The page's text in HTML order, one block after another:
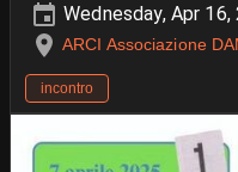
Wednesday, Apr
ARCI Associazione
incontro